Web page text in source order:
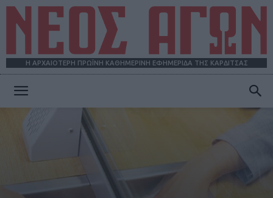
Η ΑΡΧΑΙΟΤΕΡΗ ΠΡΩΪΝΗ ΚΑΘΗΜΕΡΙΝΗ ΕΦΗΜΕΡΙΔΑ ΤΗΣ ΚΑΡΔΙΤΣΑΣ